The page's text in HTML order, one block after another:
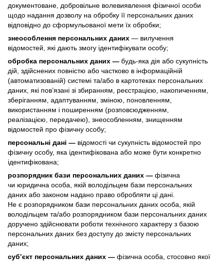
документоване, добровільне волевиявлення фізичної особи
щодо надання дозволу на обробку її персональних даних
відповідно до сформульованої мети їх обробки;
знеособлення персональних даних — вилучення
відомостей, які дають змогу ідентифікувати особу;
обробка персональних даних — будь-яка дія або сукупність
дій, здійснених повністю або частково в інформаційній
(автоматизованій) системі та/або в картотеках персональних
даних, які пов’язані зі збиранням, реєстрацією, накопиченням,
зберіганням, адаптуванням, зміною, поновленням,
використанням і поширенням (розповсюдженням,
реалізацією, передачею), знеособленням, знищенням
відомостей про фізичну особу;
персональні дані — відомості чи сукупність відомостей про
фізичну особу, яка ідентифікована або може бути конкретно
ідентифікована;
розпорядник бази персональних даних — фізична
чи юридична особа, якій володільцем бази персональних
даних або законом надано право обробляти ці дані.
Не є розпорядником бази персональних даних особа, якій
володільцем та/або розпорядником бази персональних даних
доручено здійснювати роботи технічного характеру з базою
персональних даних без доступу до змісту персональних
даних;
суб’єкт персональних даних — фізична особа, стосовно якої